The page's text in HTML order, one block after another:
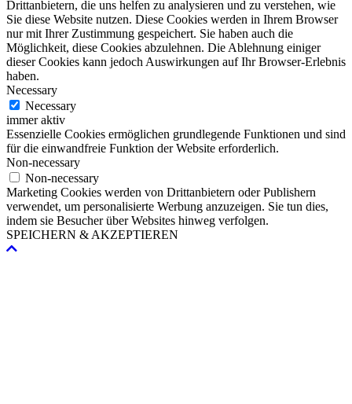
Drittanbietern, die uns helfen zu analysieren und zu verstehen, wie
Sie diese Website nutzen. Diese Cookies werden in Ihrem Browser
nur mit Ihrer Zustimmung gespeichert. Sie haben auch die
Möglichkeit, diese Cookies abzulehnen. Die Ablehnung einiger
dieser Cookies kann jedoch Auswirkungen auf Ihr Browser-Erlebnis
haben.
Necessary
Necessary
immer aktiv
Essenzielle Cookies ermöglichen grundlegende Funktionen und sind
für die einwandfreie Funktion der Website erforderlich.
Non-necessary
Non-necessary
Marketing Cookies werden von Drittanbietern oder Publishern
verwendet, um personalisierte Werbung anzuzeigen. Sie tun dies,
indem sie Besucher über Websites hinweg verfolgen.
SPEICHERN & AKZEPTIEREN
Nach